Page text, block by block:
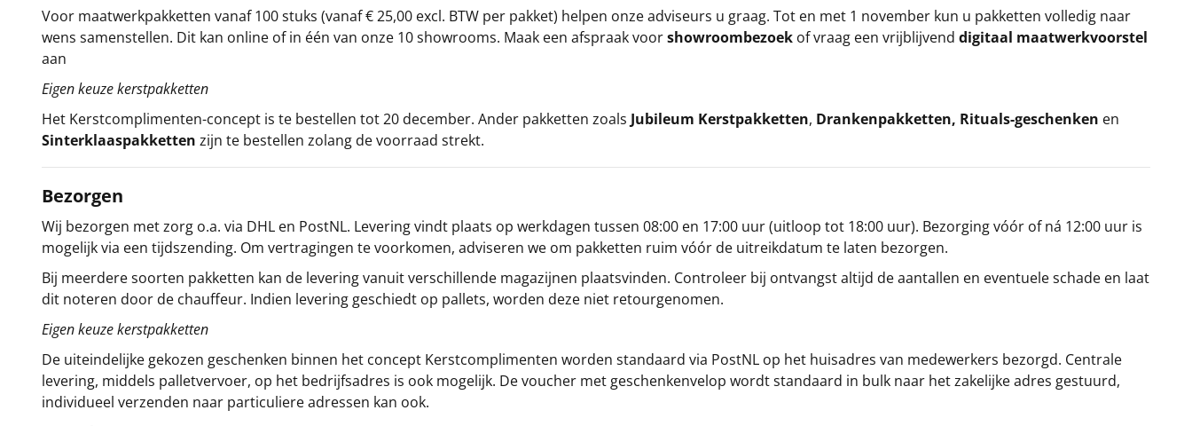
Voor maatwerkpakketten vanaf 100 stuks (vanaf € 25,00 excl. BTW per pakket) helpen onze adviseurs u graag. Tot en met 1 november kun u pakketten volledig naar
wens samenstellen. Dit kan online of in één van onze 10 showrooms. Maak een afspraak voorshowroombezoek of vraag een vrijblijvend digitaal maatwerkvoorstel
aan
Eigen keuze kerstpakketten
Het Kerstcomplimenten-concept is te bestellen tot 20 december. Ander pakketten zoals Jubileum Kerstpakketten, Drankenpakketten, Rituals-geschenken en
Sinterklaaspakketten zijn te bestellen zolang de voorraad strekt.
Bezorgen
Wij bezorgen met zorg o.a. via DHL en PostNL. Levering vindt plaats op werkdagen tussen 08:00 en 17:00 uur (uitloop tot 18:00 uur). Bezorging vóór of ná 12:00 uur is
mogelijk via een tijdszending. Om vertragingen te voorkomen, adviseren we om pakketten ruim vóór de uitreikdatum te laten bezorgen.
Bij meerdere soorten pakketten kan de levering vanuit verschillende magazijnen plaatsvinden. Controleer bij ontvangst altijd de aantallen en eventuele schade en laat
dit noteren door de chauffeur. Indien levering geschiedt op pallets, worden deze niet retourgenomen.
Eigen keuze kerstpakketten
De uiteindelijke gekozen geschenken binnen het concept Kerstcomplimenten worden standaard via PostNL op het huisadres van medewerkers bezorgd. Centrale
levering, middels palletvervoer, op het bedrijfsadres is ook mogelijk. De voucher met geschenkenvelop wordt standaard in bulk naar het zakelijke adres gestuurd,
individueel verzenden naar particuliere adressen kan ook.